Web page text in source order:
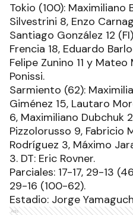
Tokio (100): Maximiliano
Silvestrini 8, Enzo
Santiago González 12
Frencia 18, Eduardo
Felipe Zunino 11 y
Ponissi.
Sarmiento (62):
Giménez 15, Lautaro
6, Maximiliano Dubchuk
Pizzolorusso 9, Fabricio
Rodríguez 3, Máximo
3. DT: Eric Rovner.
Parciales: 17-17, 29-13
29-16 (100-62).
Estadio: Jorge
Ads